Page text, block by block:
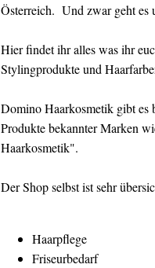
Österreich. Und zwar geht es
Hier findet ihr alles was ihr
Stylingprodukte und
Domino Haarkosmetik gibt es
Produkte bekannter Marken
Haarkosmetik".
Der Shop selbst ist sehr
Haarpflege
Friseurbedarf